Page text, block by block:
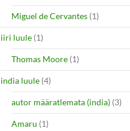
Miguel de Cervantes (1)
iiri luule (1)
Thomas Moore (1)
india luule (4)
autor määratlemata (india) (3)
Amaru (1)